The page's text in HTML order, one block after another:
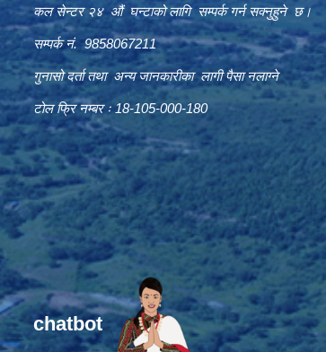
कल सेन्टर २४ औं घन्टाको लागि सम्पर्क गर्न सक्नुहुने छ।
सम्पर्क नं. 9858067211
गुनासो दर्ता तथा अन्य जानकारीका लागी पैसा नलाग्ने
टोल फ्रि नम्बर ः 18-105-000-180
chatbot